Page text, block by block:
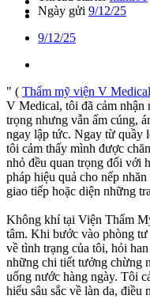
Ngày gửi 9/12/25
9/12/25
" ( Thẩm mỹ viện V Medical
V Medical, tôi đã cảm nhận
trọng nhưng vẫn ấm cúng,
ngay lập tức. Ngay từ quầy
tôi cảm thấy mình được
nhỏ đều quan trọng đối với
pháp hiệu quả cho nếp
giao tiếp hoặc diện những
Không khí tại Viện Thẩm
tâm. Khi bước vào phòng
về tình trạng của tôi, hỏi
những chi tiết tưởng chừng
uống nước hàng ngày. Tôi
hiểu sâu sắc về làn da,